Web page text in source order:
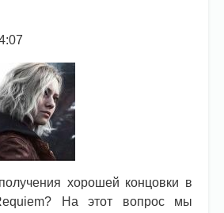
хорошей концовки в
На этот вопрос мы